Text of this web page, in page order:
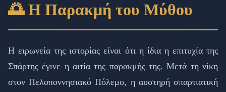
🌅 Η Παρακμή του Μύθου
Η ειρωνεία της ιστορίας είναι ότι η ίδια η επιτυχία της
Σπάρτης έγινε η αιτία της παρακμής της. Μετά τη νίκη
στον Πελοποννησιακό Πόλεμο, η αυστηρή σπαρτιατική